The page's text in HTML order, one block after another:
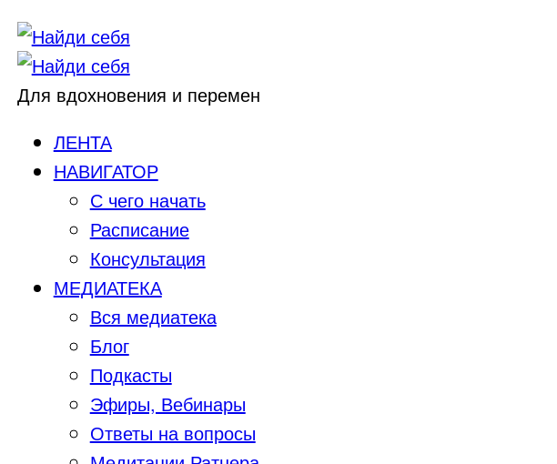
Для вдохновения и перемен
ЛЕНТА
НАВИГАТОР
С чего начать
Расписание
Консультация
МЕДИАТЕКА
Вся медиатека
Блог
Подкасты
Эфиры, Вебинары
Ответы на вопросы